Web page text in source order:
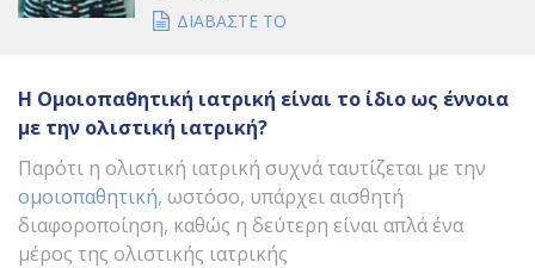
ΔΙΑΒΑΣΤΕ ΤΟ
Η Ομοιοπαθητική ιατρική είναι το ίδιο ως έννοια
με την ολιστική ιατρική?
Παρότι η ολιστική ιατρική συχνά ταυτίζεται με την
ομοιοπαθητική, ωστόσο, υπάρχει αισθητή
διαφοροποίηση, καθώς η δεύτερη είναι απλά ένα
μέρος της ολιστικής ιατρικής